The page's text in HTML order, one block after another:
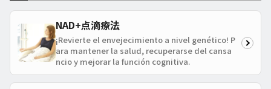
NAD+点滴療法
¡Revierte el envejecimiento a nivel genético! P
ara mantener la salud, recuperarse del cansa
ncio y mejorar la función cognitiva.